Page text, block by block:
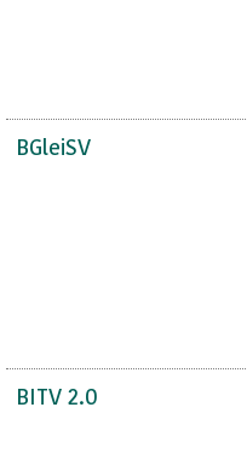
BGleiSV
BITV 2.0